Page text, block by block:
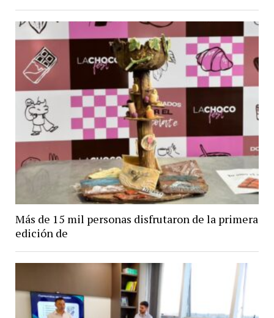
Más de 15 mil personas disfrutaron de la primera
edición de